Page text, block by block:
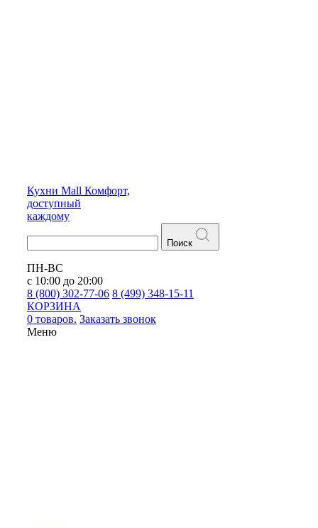
Кухни Mall Комфорт,
доступный
каждому
Поиск
ПН-ВС
с 10:00 до 20:00
8 (800) 302-77-06 8 (499) 348-15-11
КОРЗИНА
0 товаров. Заказать звонок
Меню